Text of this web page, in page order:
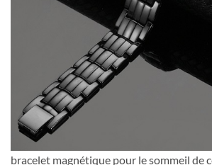
bracelet magnétique pour le sommeil de